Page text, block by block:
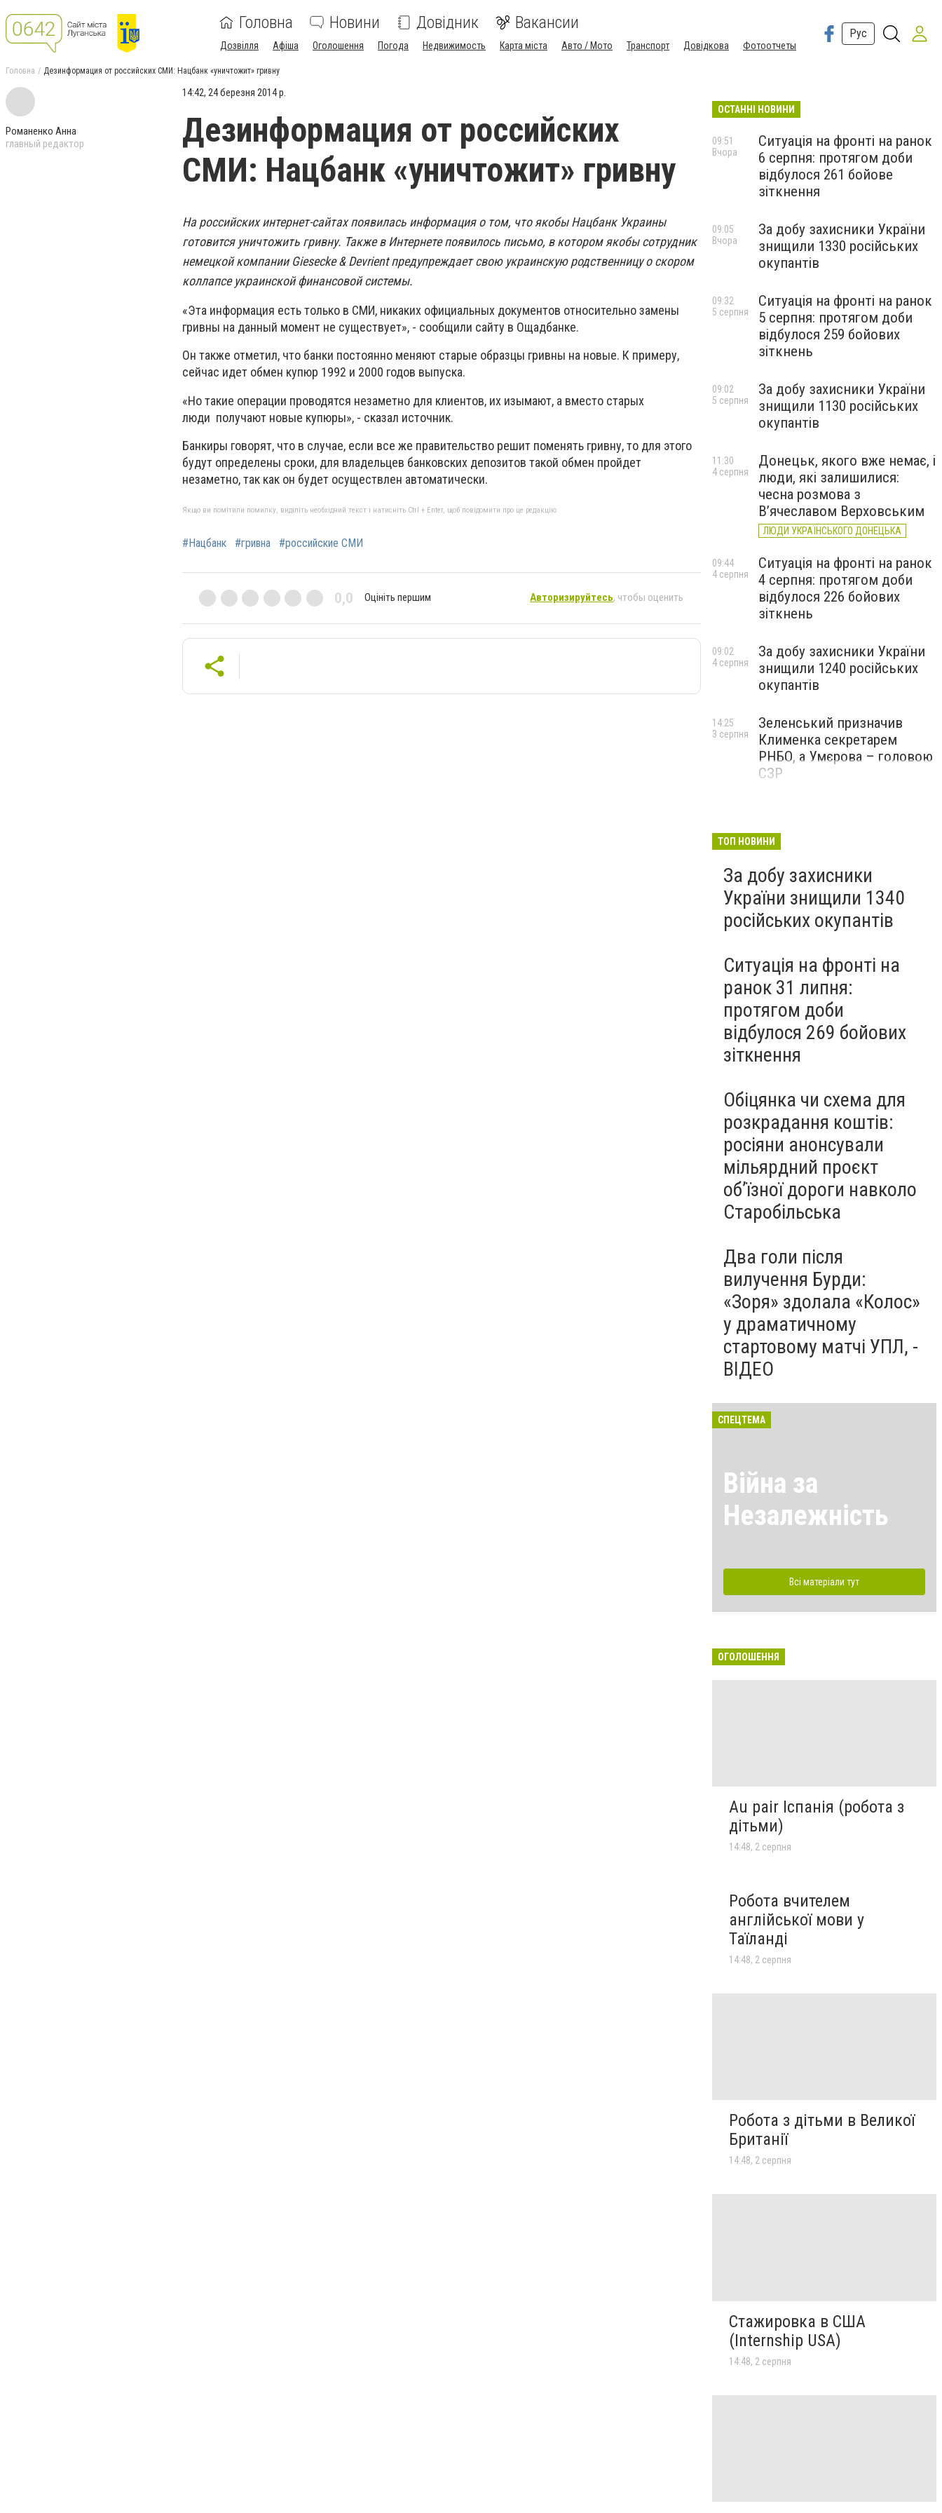
Головна Новини Довідник Вакансии
Дозвілля Афіша Оголошення Погода Недвижимость Карта міста Авто / Мото Транспорт Довідкова Фотоотчеты
Рус
Головна Дезинформация от российских СМИ: Нацбанк «уничтожит» гривну
Романенко Анна
главный редактор
14:42, 24 березня 2014 р.
Дезинформация от российских
СМИ: Нацбанк «уничтожит» гривну
На российских интернет-сайтах появилась информация о том, что якобы Нацбанк Украины
готовится уничтожить гривну. Также в Интернете появилось письмо, в котором якобы сотрудник
немецкой компании Giesecke & Devrient предупреждает свою украинскую родственницу о скором
коллапсе украинской финансовой системы.
«Эта информация есть только в СМИ, никаких официальных документов относительно замены
гривны на данный момент не существует», - сообщили сайту в Ощадбанке.
Он также отметил, что банки постоянно меняют старые образцы гривны на новые. К примеру,
сейчас идет обмен купюр 1992 и 2000 годов выпуска.
«Но такие операции проводятся незаметно для клиентов, их изымают, а вместо старых
люди получают новые купюры», - сказал источник.
Банкиры говорят, что в случае, если все же правительство решит поменять гривну, то для этого
будут определены сроки, для владельцев банковских депозитов такой обмен пройдет
незаметно, так как он будет осуществлен автоматически.
Якщо ви помітили помилку, виділіть необхідний текст і натисніть Ctrl + Enter, щоб повідомити про це редакцію
#Нацбанк #гривна #российские СМИ
0,0 Оцініть першим Авторизируйтесь, чтобы оценить
ОСТАННІ НОВИНИ
Ситуація на фронті на ранок
6 серпня: протягом доби
відбулося 261 бойове
зіткнення
09:51
Вчора
За добу захисники України
знищили 1330 російських
окупантів
09:05
Вчора
Ситуація на фронті на ранок
5 серпня: протягом доби
відбулося 259 бойових
зіткнень
09:32
5 серпня
За добу захисники України
знищили 1130 російських
окупантів
09:02
5 серпня
Донецьк, якого вже немає, і
люди, які залишилися:
чесна розмова з
В’ячеславом Верховським
ЛЮДИ УКРАЇНСЬКОГО ДОНЕЦЬКА
11:30
4 серпня
Ситуація на фронті на ранок
4 серпня: протягом доби
відбулося 226 бойових
зіткнень
09:44
4 серпня
За добу захисники України
знищили 1240 російських
окупантів
09:02
4 серпня
Зеленський призначив
Клименка секретарем
РНБО, а Умєрова – головою
СЗР
14:25
3 серпня
ТОП НОВИНИ
За добу захисники
України знищили 1340
російських окупантів
Ситуація на фронті на
ранок 31 липня:
протягом доби
відбулося 269 бойових
зіткнення
Обіцянка чи схема для
розкрадання коштів:
росіяни анонсували
мільярдний проєкт
об’їзної дороги навколо
Старобільська
Два голи після
вилучення Бурди:
«Зоря» здолала «Колос»
у драматичному
стартовому матчі УПЛ, -
ВІДЕО
СПЕЦТЕМА
Війна за
Незалежність
Всі матеріали тут
ОГОЛОШЕННЯ
Au pair Іспанія (робота з
дітьми)
14:48, 2 серпня
Робота вчителем
англійської мови у
Таїланді
14:48, 2 серпня
Робота з дітьми в Великої
Британії
14:48, 2 серпня
Стажировка в США
(Internship USA)
14:48, 2 серпня